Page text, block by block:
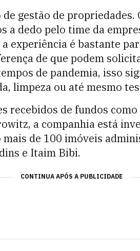
gestão de
a dedo pelo time da
a experiência é bastante
de que podem
de pandemia, isso
limpeza ou até mesmo
recebidos de fundos
a companhia está
mais de 100 imóveis
e Itaim Bibi.
CONTINUA APÓS A PUBLICIDADE